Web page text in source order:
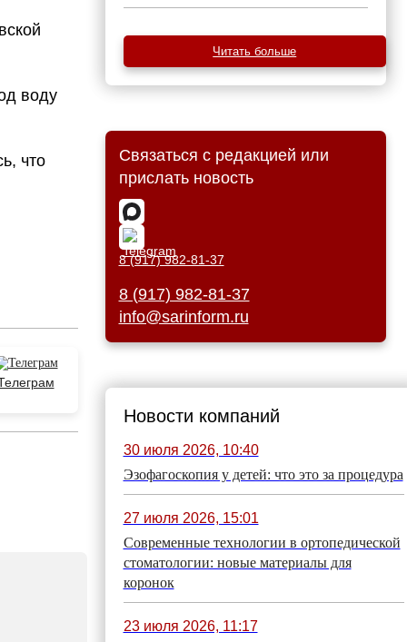
воду
что
Читать больше
Связаться с редакцией или
прислать новость
8 (917) 982-81-37
8 (917) 982-81-37
info@sarinform.ru
Новости компаний
30 июля 2026, 10:40
Эзофагоскопия у детей: что это за процедура
27 июля 2026, 15:01
Современные технологии в ортопедической
стоматологии: новые материалы для
коронок
23 июля 2026, 11:17